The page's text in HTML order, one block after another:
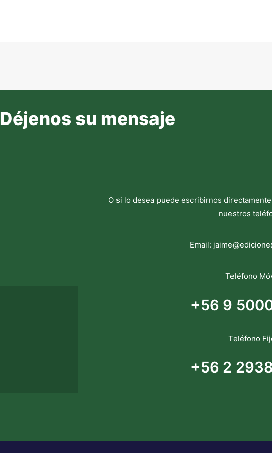
Déjenos su mensaje
O si lo desea puede escribirnos
nuestros
Email:
Teléfono
+56 9
Teléfono
+56 2